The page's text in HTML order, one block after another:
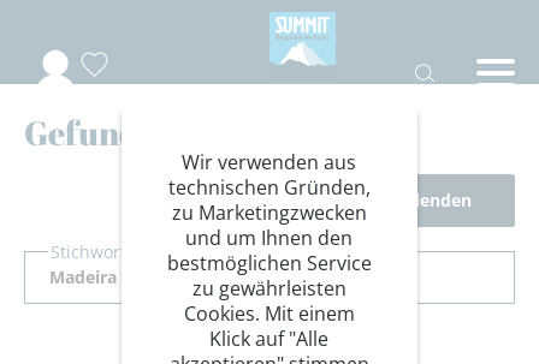
Gefundene Reisen
Filter ausblenden
Stichwort Suche
Wir verwenden aus
technischen Gründen,
zu Marketingzwecken
und um Ihnen den
bestmöglichen Service
zu gewährleisten
Cookies. Mit einem
Klick auf "Alle